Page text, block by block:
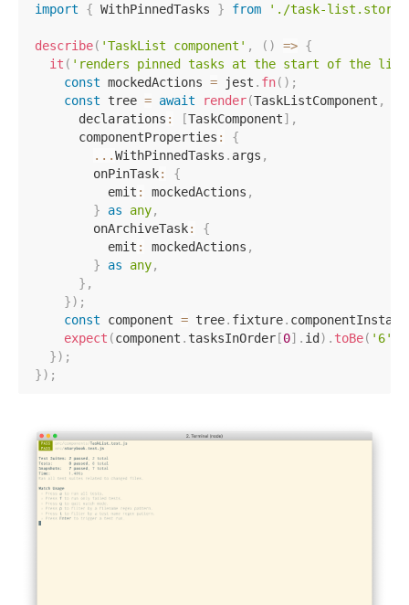
import
{ WithPinnedTasks } from './task-
describe( 'TaskList component' , ( ) => {
it ( 'renders pinned tasks at the start of the
const mockedActions = jest . fn( ) ;
const tree = await render(TaskListComponent ,
      declarations
: [TaskComponent] ,
      componentProperties
:
{
...WithPinnedTasks . args ,
        onPinTask
:
{
          emit
: mockedActions ,
}
as any,
        onArchiveTask
:
{
          emit
: mockedActions ,
}
as any,
} ,
}) ;
const component = tree. fixture.
expect (component . tasksInOrder [0] . id ) . toBe( '6'
}) ;
}) ;